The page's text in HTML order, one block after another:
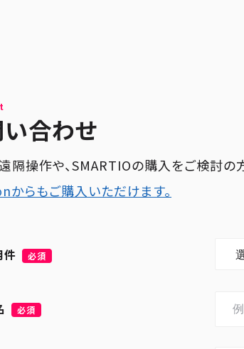
合わせ
隔操作や、SMARTIOの購入をご検討の
からもご購入いただけます。
件 必須
必須